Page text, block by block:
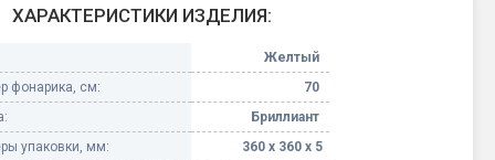
Небесные фонарики
Оборудование для
ХАРАКТЕРИСТИКИ ИЗДЕЛИЯ:
Желтый
фонарика, см:
70
Бриллиант
упаковки, мм:
360 х 360 х 5